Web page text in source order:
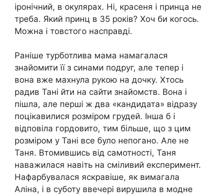
іронічний, в окулярах. Ні, красеня і принца не
треба. Який принц в 35 років? Хоч би когось.
Можна і товстого насправді.
Раніше турботлива мама намагалася
знайомити її з синами подруг, але тепер і
вона вже махнула рукою на дочку. Хтось
радив Тані йти на сайти знайомств. Вона і
пішла, але перші ж два «кандидата» відразу
поцікавилися розміром грудей. Інша б і
відповіла гордовито, тим більше, що з цим
розміром у Тані все було непогано. Але не
Таня. Втомившись від самотності, Таня
наважилася навіть на сміливий експеримент.
Нафарбувалася яскравіше, як вимагала
Аліна, і в суботу ввечері вирушила в модне